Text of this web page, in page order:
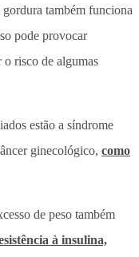
gordura também funciona
pode provocar
o risco de algumas
estão a síndrome
ginecológico, como
de peso também
à insulina,